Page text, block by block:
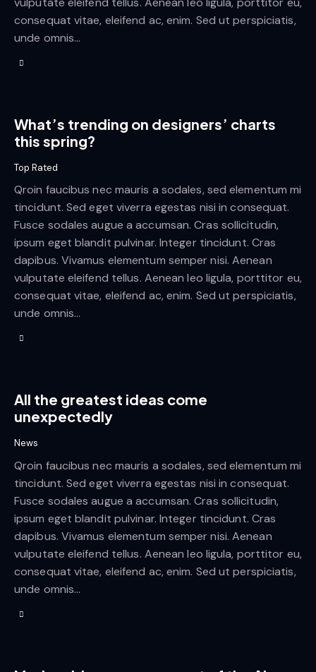
consequat vitae, eleifend ac, enim. Sed ut perspiciatis,
unde omnis…
What’s trending on designers’ charts
this spring?
Top Rated
Qroin faucibus nec mauris a sodales, sed elementum mi
tincidunt. Sed eget viverra egestas nisi in consequat.
Fusce sodales augue a accumsan. Cras sollicitudin,
ipsum eget blandit pulvinar. Integer tincidunt. Cras
dapibus. Vivamus elementum semper nisi. Aenean
vulputate eleifend tellus. Aenean leo ligula, porttitor eu,
consequat vitae, eleifend ac, enim. Sed ut perspiciatis,
unde omnis…
All the greatest ideas come
unexpectedly
News
Qroin faucibus nec mauris a sodales, sed elementum mi
tincidunt. Sed eget viverra egestas nisi in consequat.
Fusce sodales augue a accumsan. Cras sollicitudin,
ipsum eget blandit pulvinar. Integer tincidunt. Cras
dapibus. Vivamus elementum semper nisi. Aenean
vulputate eleifend tellus. Aenean leo ligula, porttitor eu,
consequat vitae, eleifend ac, enim. Sed ut perspiciatis,
unde omnis…